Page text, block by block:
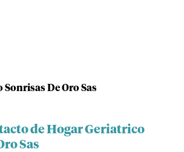
De Oro Sas
de Hogar Geriatrico
Sas